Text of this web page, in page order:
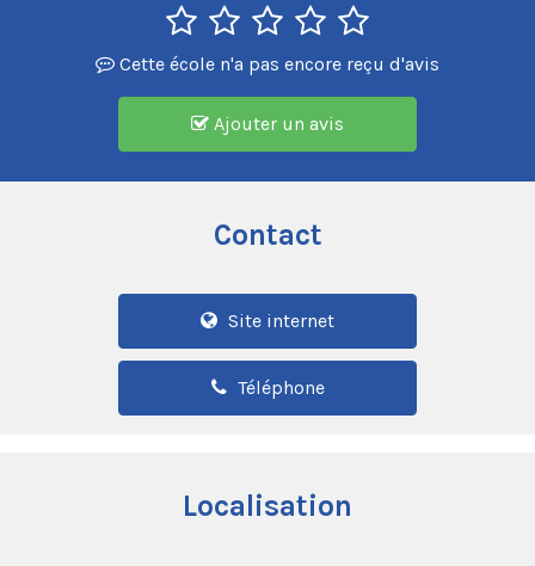
Cette école n'a pas encore reçu d'avis
Ajouter un avis
Contact
Site internet
Téléphone
Localisation